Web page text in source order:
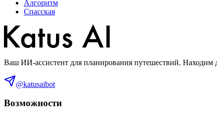
Алгоритм
Спасская
Ваш ИИ-ассистент для планирования путешествий. Находим
@katusaibot
Возможности